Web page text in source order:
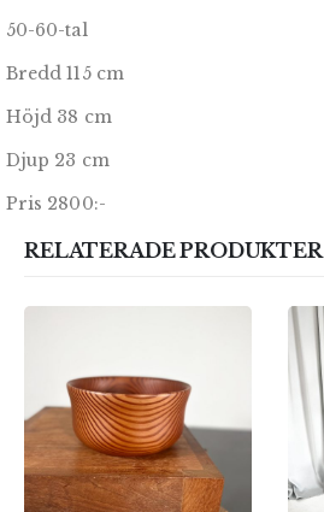
50-60-tal
Bredd 115 cm
Höjd 38 cm
Djup 23 cm
Pris 2800:-
RELATERADE PRODUKTER